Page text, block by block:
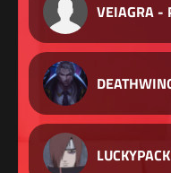
VEIAGRA -